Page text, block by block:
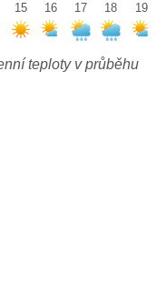
15
16
17
18
19
teploty v průběhu